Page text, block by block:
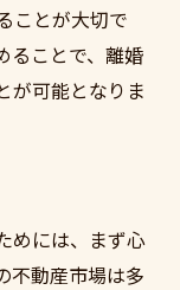
ことが大切で
ることで、離婚
が可能となりま
めには、まず心
不動産市場は多